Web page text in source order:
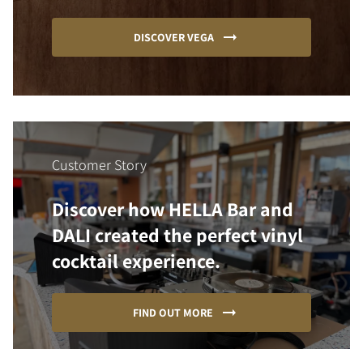
DISCOVER VEGA
Customer Story
Discover how HELLA Bar and
DALI created the perfect vinyl
cocktail experience.
FIND OUT MORE